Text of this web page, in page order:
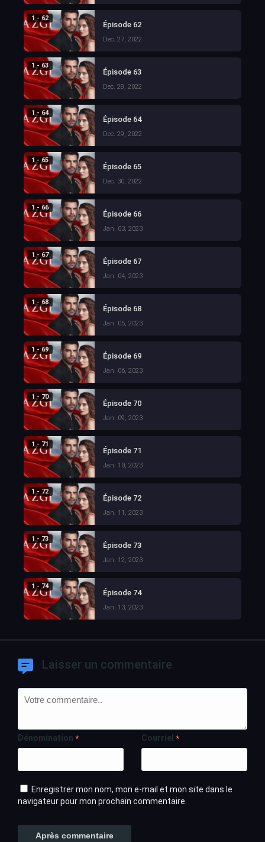
1 - 62
Épisode 62
Dec. 27, 2022
1 - 63
Épisode 63
Dec. 28, 2022
1 - 64
Épisode 64
Dec. 29, 2022
1 - 65
Épisode 65
Dec. 30, 2022
1 - 66
Épisode 66
Jan. 03, 2023
1 - 67
Épisode 67
Jan. 04, 2023
1 - 68
Épisode 68
Jan. 05, 2023
1 - 69
Épisode 69
Jan. 06, 2023
1 - 70
Épisode 70
Jan. 09, 2023
1 - 71
Épisode 71
Jan. 10, 2023
1 - 72
Épisode 72
Jan. 11, 2023
1 - 73
Épisode 73
Jan. 12, 2023
1 - 74
Épisode 74
Jan. 13, 2023
Laisser un commentaire
Dénomination * Courriel *
Enregistrer mon nom, mon e-mail et mon site dans le
navigateur pour mon prochain commentaire.